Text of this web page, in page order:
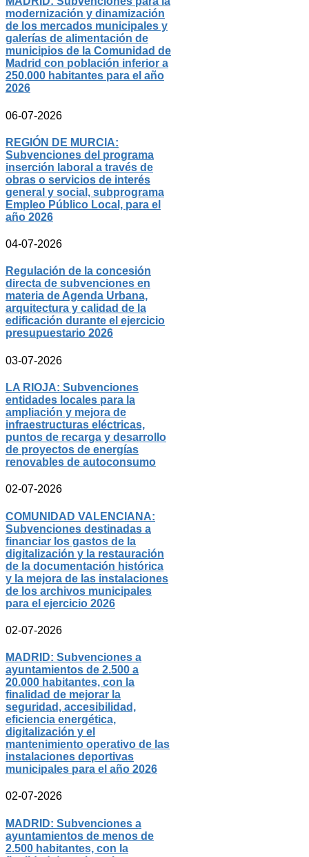
modernización y dinamización
de los mercados municipales y
galerías de alimentación de
municipios de la Comunidad de
Madrid con población inferior a
250.000 habitantes para el año
2026
06-07-2026
REGIÓN DE MURCIA:
Subvenciones del programa
inserción laboral a través de
obras o servicios de interés
general y social, subprograma
Empleo Público Local, para el
año 2026
04-07-2026
Regulación de la concesión
directa de subvenciones en
materia de Agenda Urbana,
arquitectura y calidad de la
edificación durante el ejercicio
presupuestario 2026
03-07-2026
LA RIOJA: Subvenciones
entidades locales para la
ampliación y mejora de
infraestructuras eléctricas,
puntos de recarga y desarrollo
de proyectos de energías
renovables de autoconsumo
02-07-2026
COMUNIDAD VALENCIANA:
Subvenciones destinadas a
financiar los gastos de la
digitalización y la restauración
de la documentación histórica
y la mejora de las instalaciones
de los archivos municipales
para el ejercicio 2026
02-07-2026
MADRID: Subvenciones a
ayuntamientos de 2.500 a
20.000 habitantes, con la
finalidad de mejorar la
seguridad, accesibilidad,
eficiencia energética,
digitalización y el
mantenimiento operativo de las
instalaciones deportivas
municipales para el año 2026
02-07-2026
MADRID: Subvenciones a
ayuntamientos de menos de
2.500 habitantes, con la